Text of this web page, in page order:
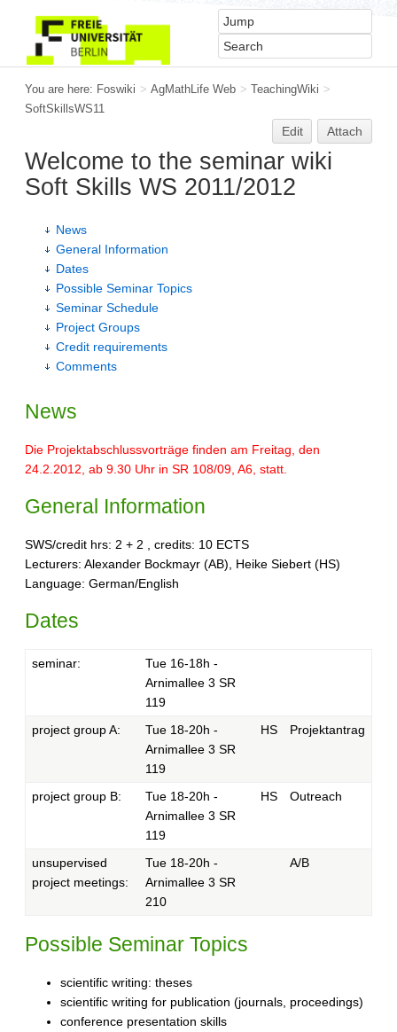
You are here: Foswiki > AgMathLife Web > TeachingWiki >
SoftSkillsWS11
Edit Attach
Welcome to the seminar wiki
Soft Skills WS 2011/2012
News
General Information
Dates
Possible Seminar Topics
Seminar Schedule
Project Groups
Credit requirements
Comments
News
Die Projektabschlussvorträge finden am Freitag, den
24.2.2012, ab 9.30 Uhr in SR 108/09, A6, statt.
General Information
SWS/credit hrs: 2 + 2 , credits: 10 ECTS
Lecturers: Alexander Bockmayr (AB), Heike Siebert (HS)
Language: German/English
Dates
seminar:
Tue 16-18h -
Arnimallee 3 SR
119
project group A:
Tue 18-20h -
Arnimallee 3 SR
119
HS Projektantrag
project group B:
Tue 18-20h -
Arnimallee 3 SR
119
HS Outreach
unsupervised
project meetings:
Tue 18-20h -
Arnimallee 3 SR
210
A/B
Possible Seminar Topics
scientific writing: theses
scientific writing for publication (journals, proceedings)
conference presentation skills